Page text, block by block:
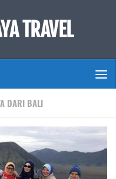
TRAVEL
DARI BALI